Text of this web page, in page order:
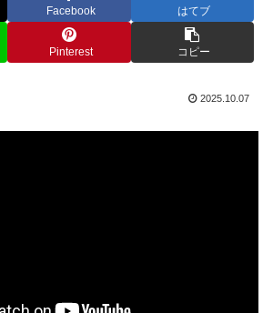
Facebook はてブ
Pinterest コピー
2025.10.07